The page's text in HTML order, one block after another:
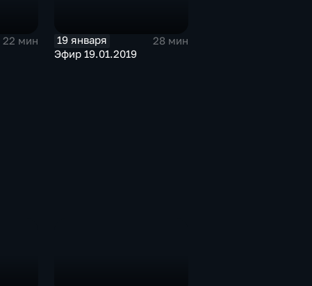
22 мин
19 января
28 мин
Эфир 19.01.2019